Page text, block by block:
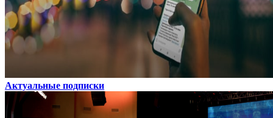
Актуальные подписки